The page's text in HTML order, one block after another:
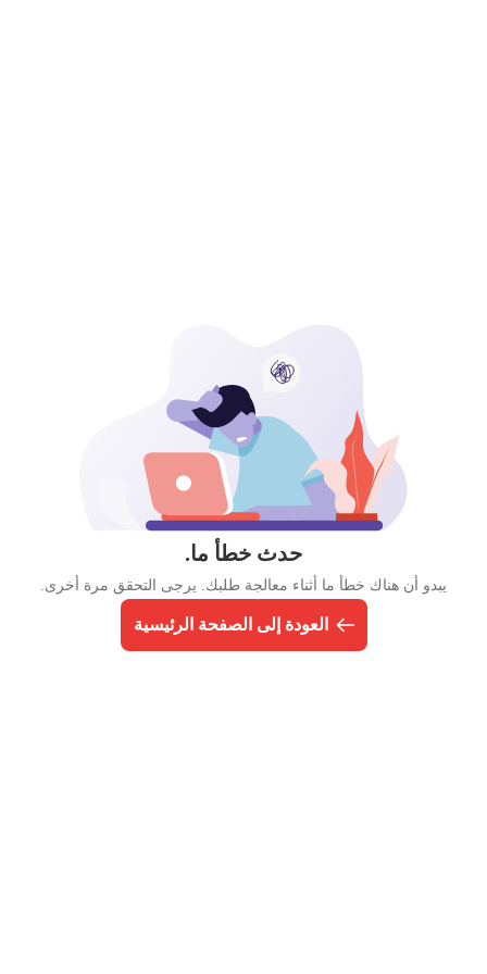
حدث خطأ ما.
يبدو أن هناك خطأ ما أثناء معالجة طلبك. يرجى التحقق مرة أخرى.
العودة إلى الصفحة الرئيسية